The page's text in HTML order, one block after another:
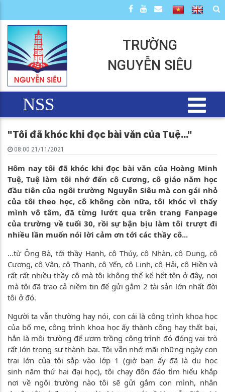
TRƯỜNG
NGUYỄN SIÊU
NSS
"Tôi đã khóc khi đọc bài văn của Tuệ..."
08:00 21/11/2021
Hôm nay tôi đã khóc khi đọc bài văn của Hoàng Minh
Tuệ, Tuệ làm tôi nhớ đến cô Cương, cô giáo năm học
đầu tiên của ngôi trường Nguyễn Siêu mà con gái nhỏ
của tôi theo học, cô không còn nữa, tôi khóc vì thấy
mình vô tâm, đã từng lướt qua trên trang Fanpage
của trường về tuổi 30, rồi sự bận bịu làm tôi trượt đi
nhiều lần muốn nói lời cảm ơn tới các thầy cô...
...từ Ông Bà, tới thầy Hạnh, cô Thúy, cô Nhàn, cô Dung, cô
Cương, cô Vân, cô Thanh, cô Yến, cô Linh, cô Hải, cô Hiền và
rất rất nhiều thầy cô mà tôi không thể kể hết tên ở đây, nơi
mà tôi đã trao cả niềm tin để gửi gắm 2 tài sản lớn nhất đời
tôi ở đó.
Người ta vẫn thường hay nói, con cái là công trình khoa học
của bố mẹ, công trình khoa học ấy thành công hay thất bại,
hẳn là môi trường để ươm trồng công trình đó đóng vai trò
rất lớn trong sự thành bại. Tôi vẫn nhớ mãi những ngày con
trai lớn của tôi sắp vào lớp 1 (giờ bạn ấy đã là du học
sinh năm thứ hai đại học), tôi chạy đôn đáo tìm hiểu khắp
nơi về ngôi trường nào tôi sẽ gửi gắm con mình, nhân